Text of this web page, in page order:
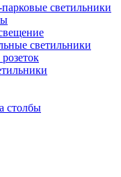
светильники
светильники
столбы